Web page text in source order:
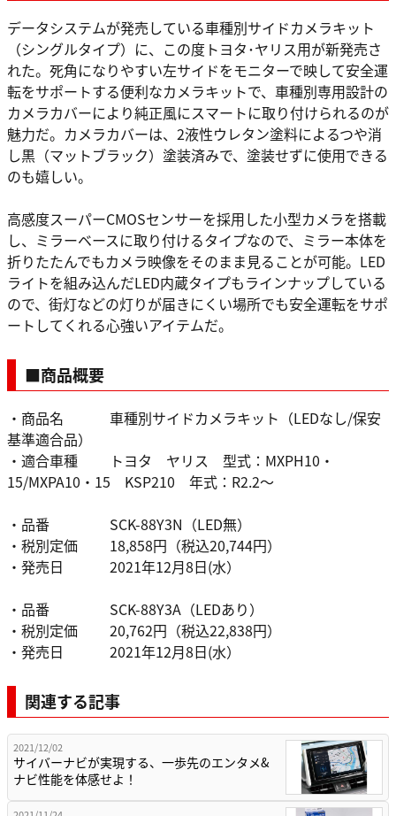
データシステムが発売している車種別サイドカメラキット
（シングルタイプ）に、この度トヨタ･ヤリス用が新発売さ
れた。死角になりやすい左サイドをモニターで映して安全運
転をサポートする便利なカメラキットで、車種別専用設計の
カメラカバーにより純正風にスマートに取り付けられるのが
魅力だ。カメラカバーは、2液性ウレタン塗料によるつや消
し黒（マットブラック）塗装済みで、塗装せずに使用できる
のも嬉しい。
高感度スーパーCMOSセンサーを採用した小型カメラを搭載
し、ミラーベースに取り付けるタイプなので、ミラー本体を
折りたたんでもカメラ映像をそのまま見ることが可能。LED
ライトを組み込んだLED内蔵タイプもラインナップしている
ので、街灯などの灯りが届きにくい場所でも安全運転をサポ
ートしてくれる心強いアイテムだ。
■商品概要
・商品名 車種別サイドカメラキット（LEDなし/保安
基準適合品）
・適合車種 トヨタ ヤリス 型式：MXPH10・
15/MXPA10・15 KSP210 年式：R2.2～
・品番 SCK-88Y3N（LED無）
・税別定価 18,858円（税込20,744円）
・発売日 2021年12月8日(水）
・品番 SCK-88Y3A（LEDあり）
・税別定価 20,762円（税込22,838円）
・発売日 2021年12月8日(水）
関連する記事
2021/12/02
サイバーナビが実現する、一歩先のエンタメ&
ナビ性能を体感せよ！